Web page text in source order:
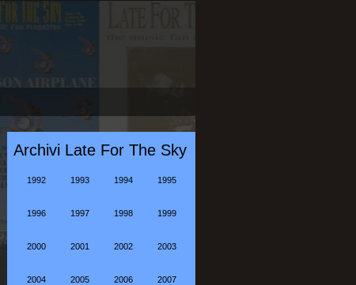
Archivi Late For The Sky
1992 1993 1994 1995
1996 1997 1998 1999
2000 2001 2002 2003
2004 2005 2006 2007